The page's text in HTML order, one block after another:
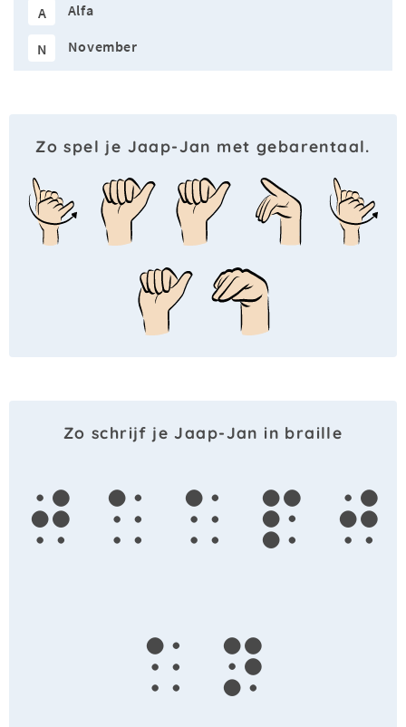
A Alfa
N November
Zo spel je Jaap-Jan met gebarentaal.
Zo schrijf je Jaap-Jan in braille
j a a p j
a n